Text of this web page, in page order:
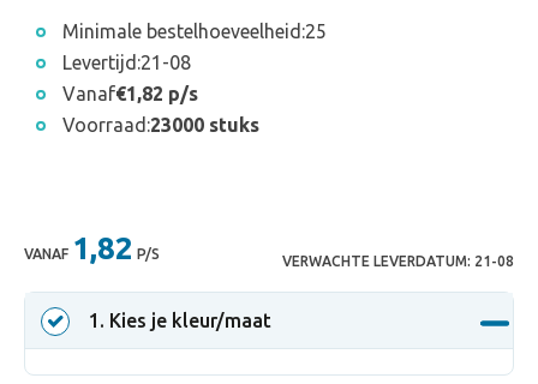
Minimale bestelhoeveelheid:25
Levertijd:21-08
Vanaf€1,82 p/s
Voorraad:23000 stuks
VANAF 1,82 P/S VERWACHTE LEVERDATUM: 21-08
1 . Kies je kleur/maat